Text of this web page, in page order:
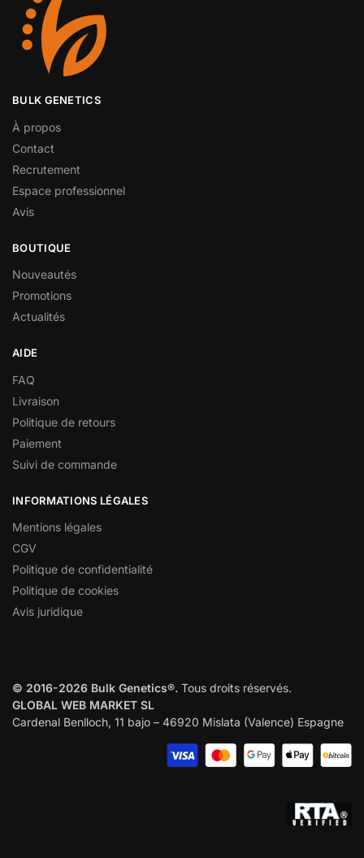
BULK GENETICS
À propos
Contact
Recrutement
Espace professionnel
Avis
BOUTIQUE
Nouveautés
Promotions
Actualités
AIDE
FAQ
Livraison
Politique de retours
Paiement
Suivi de commande
INFORMATIONS LÉGALES
Mentions légales
CGV
Politique de confidentialité
Politique de cookies
Avis juridique
© 2016-2026 Bulk Genetics®. Tous droits réservés.
GLOBAL WEB MARKET SL
Cardenal Benlloch, 11 bajo – 46920 Mislata (Valence) Espagne